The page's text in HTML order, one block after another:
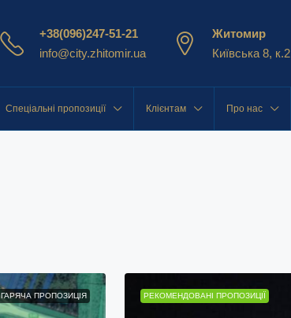
+38(096)247-51-21
info@city.zhitomir.ua
Житомир
Київська 8, к.2
Спеціальні пропозиції Клієнтам Про нас
ГАРЯЧА ПРОПОЗИЦІЯ РЕКОМЕНДОВАНІ ПРОПОЗИЦІЇ